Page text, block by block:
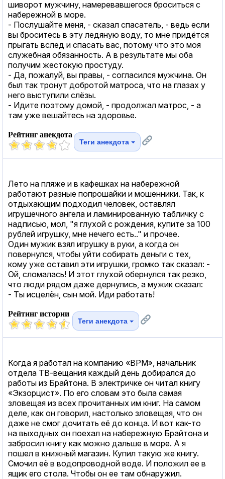
шиворот мужчину, намеревавшегося броситься с
набережной в море.
- Послушайте меня, - сказал спасатель, - ведь если
вы броситесь в эту ледяную воду, то мне придётся
прыгать вслед и спасать вас, потому что это моя
служебная обязанность. А в результате мы оба
получим жестокую простуду.
- Да, пожалуй, вы правы, - согласился мужчина. Он
был так тронут добротой матроса, что на глазах у
него выступили слёзы.
- Идите поэтому домой, - продолжал матрос, - а
там уже вешайтесь на здоровье.
Рейтинг анекдота
Теги анекдота
Лето на пляже и в кафешках на набережной
работают разные попрошайки и мошенники. Так, к
отдыхающим подходил человек, оставлял
игрушечного ангела и ламинированную табличку с
надписью, мол, "я глухой с рождения, купите за 100
рублей игрушку, мне нечего есть.." и прочее.
Один мужик взял игрушку в руки, а когда он
повернулся, чтобы уйти собирать деньги с тех,
кому уже оставил эти игрушки, громко так сказал: -
Ой, сломалась! И этот глухой обернулся так резко,
что люди рядом даже дернулись, а мужик сказал:
- Ты исцелён, сын мой. Иди работать!
Рейтинг истории
Теги анекдота
Когда я работал на компанию «BPM», начальник
отдела ТВ-вещания каждый день добирался до
работы из Брайтона. В электричке он читал книгу
«Экзорцист». По его словам это была самая
зловещая из всех прочитанных им книг. На самом
деле, как он говорил, настолько зловещая, что он
даже не смог дочитать её до конца. И вот как-то
на выходных он поехал на набережную Брайтона и
забросил книгу как можно дальше в море. А я
пошел в книжный магазин. Купил такую же книгу.
Смочил её в водопроводной воде. И положил ее в
ящик его стола. Чтобы он ее там обнаружил.